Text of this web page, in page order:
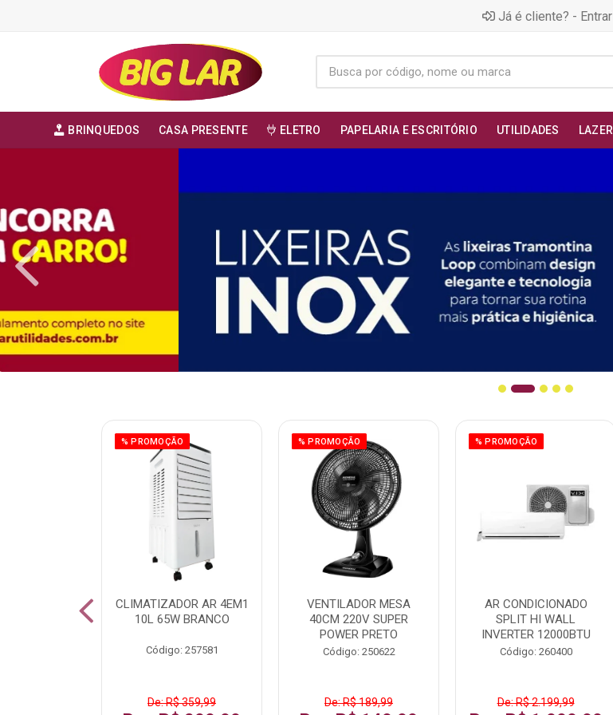
Já é cliente? - Entrar
BRINQUEDOS CASA PRESENTE ELETRO PAPELARIA E ESCRITÓRIO UTILIDADES LAZER
% PROMOÇÃO
CLIMATIZADOR AR 4EM1
10L 65W BRANCO
Código: 257581
De: R$ 359,99
% PROMOÇÃO
VENTILADOR MESA
40CM 220V SUPER
POWER PRETO
Código: 250622
De: R$ 189,99
% PROMOÇÃO
AR CONDICIONADO
SPLIT HI WALL
INVERTER 12000BTU
Código: 260400
De: R$ 2.199,99